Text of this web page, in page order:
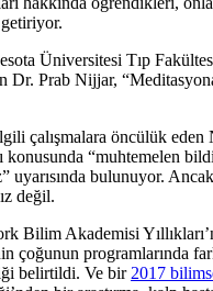
Üniversitesi Tıp
Dr. Prab Nijjar,
çalışmalara öncülük eden
konusunda “muhtemelen
uyarısında bulunuyor.
değil.
Bilim Akademisi
çoğunun programlarında
belirtildi. Ve bir 2017